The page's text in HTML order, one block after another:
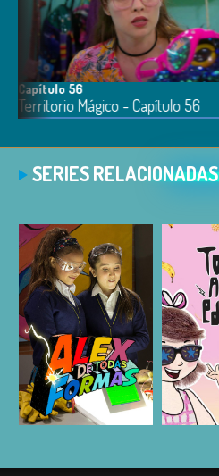
Capítulo 56
Territorio Mágico - Capítulo 56
SERIES RELACIONADAS
ESCUCHAR